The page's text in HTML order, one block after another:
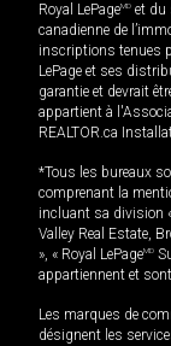
Royal LePageMD et du
canadienne de
inscriptions tenues
LePage et ses
garantie et devrait
appartient à
REALTOR.ca
*Tous les bureaux
comprenant la
incluant sa division
Valley Real Estate,
», « Royal LePageMD
appartiennent et
Les marques de
désignent les